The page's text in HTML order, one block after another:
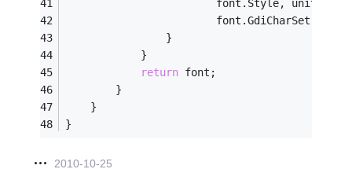
                        font.Style, unit,
font.GdiCharSet,
                }
            }
return font;
        }
    }
}
2010-10-25